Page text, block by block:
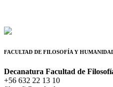
FACULTAD DE FILOSOFÍA Y
Decanatura Facultad de
+56 632 22 13 10